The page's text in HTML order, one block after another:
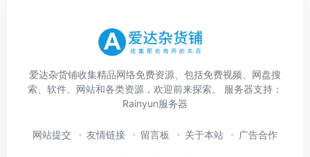
爱达杂货铺收集精品网络免费资源、包括免费视频、网盘搜
索、软件、网站和各类资源，欢迎前来探索。 服务器支持：
Rainyun服务器
网站提交 友情链接 留言板 关于本站 广告合作